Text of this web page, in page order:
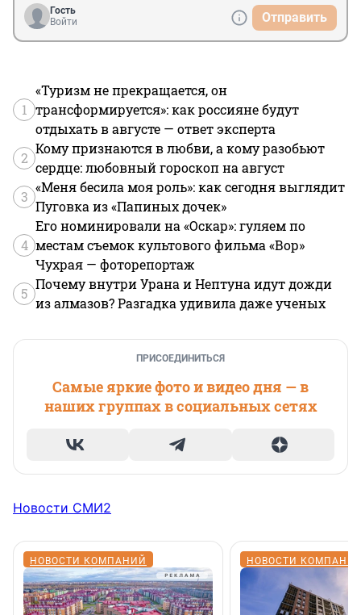
Гость
Войти
Отправить
1
«Туризм не прекращается, он
трансформируется»: как россияне будут
отдыхать в августе — ответ эксперта
2
Кому признаются в любви, а кому разобьют
сердце: любовный гороскоп на август
3
«Меня бесила моя роль»: как сегодня выглядит
Пуговка из «Папиных дочек»
4
Его номинировали на «Оскар»: гуляем по
местам съемок культового фильма «Вор»
Чухрая — фоторепортаж
5
Почему внутри Урана и Нептуна идут дожди
из алмазов? Разгадка удивила даже ученых
ПРИСОЕДИНИТЬСЯ
Самые яркие фото и видео дня — в
наших группах в социальных сетях
Новости СМИ2
НОВОСТИ КОМПАНИЙ НОВОСТИ